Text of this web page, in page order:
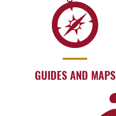
GUIDES AND MAPS